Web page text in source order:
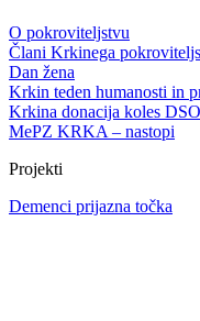
O pokroviteljstvu
Člani Krkinega
Dan žena
Krkin teden humanosti in
Krkina donacija koles
MePZ KRKA – nastopi
Projekti
Demenci prijazna točka